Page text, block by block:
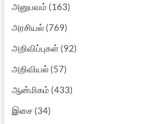
அனுபவம் (163)
அரசியல்(769)
அறிவிப்புகள்(92)
அறிவியல்(57)
ஆன்மிகம் (433)
இசை(34)